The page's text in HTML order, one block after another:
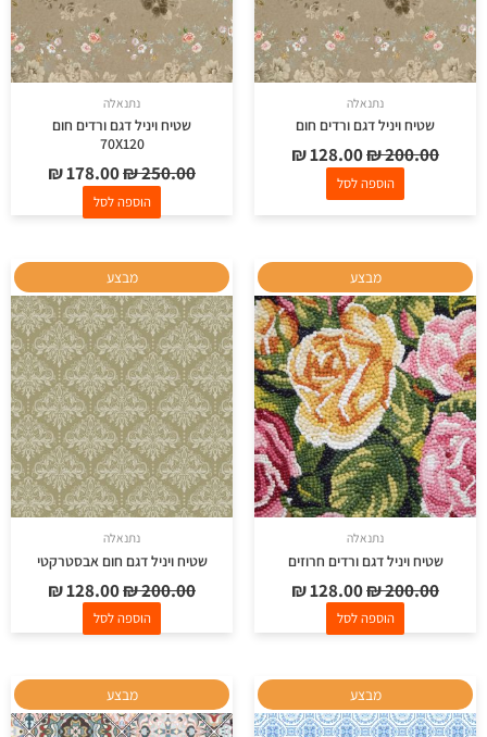
נתנאלה
שטיח ויניל דגם ורדים חום
₪200.00
₪128.00
הוספה לסל
נתנאלה
שטיח ויניל דגם ורדים חום
70X120
₪250.00
₪178.00
הוספה לסל
מבצע
נתנאלה
שטיח ויניל דגם ורדים חרוזים
₪200.00
המחיר
המקורי
היה:
₪ 200.00.
₪128.00
המחיר
הנוכחי
הוא:
₪ 128.00.
הוספה לסל
מבצע
נתנאלה
שטיח ויניל דגם חום אבסטרקטי
₪200.00
המחיר
המקורי
היה:
₪ 200.00.
₪128.00
המחיר
הנוכחי
הוא:
₪ 128.00.
הוספה לסל
מבצעהמחיר
המקורי
המחיר
הנוכחי
מבצעהמחיר
המקורי
המחיר
הנוכחי